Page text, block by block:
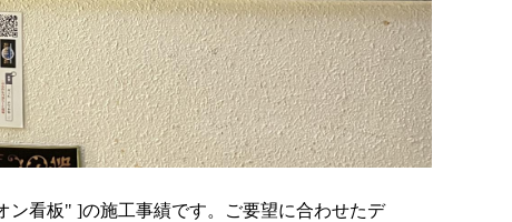
ン看板" ]の施工事績です。ご要望に合わせたデ